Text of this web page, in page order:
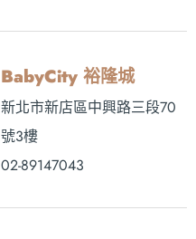
BabyCity 裕隆城
新北市新店區中興路三段70
號3樓
02-89147043